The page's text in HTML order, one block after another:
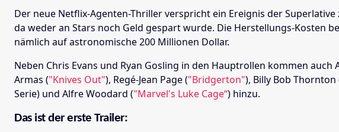
Der neue Netflix-Agenten-Thriller verspricht ein Ereignis der Superlative
da weder an Stars noch Geld gespart wurde. Die Herstellungs-Kosten
nämlich auf astronomische 200 Millionen Dollar.
Neben Chris Evans und Ryan Gosling in den Hauptrollen kommen auch
Armas ("Knives Out"), Regé-Jean Page ("Bridgerton"), Billy Bob Thornton
Serie) und Alfre Woodard ("Marvel's Luke Cage“) hinzu.
Das ist der erste Trailer: